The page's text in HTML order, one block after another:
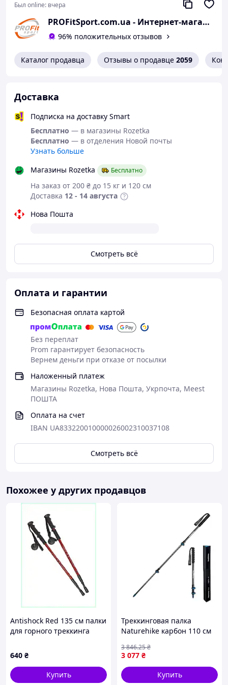
позвоночника.
Снятие мышечного напряжения в области
плеч.
Устранение лишнего веса, поскольку сжигает
прогулка.
Материал: Легкий и прочный алюминиевый
Количество сегментов: 3
Ручки: резина
Антишок-система
Длина в сложенном состоянии: 64 см
состоянии: 135 см
Диаметр: 14/16/18 мм
3 форсунки в комплекте: для асфальта, снега,
песка
Был online: вчера
PROFitSport.com.ua - Интернет-магазин спортинвентаря
96% положительных отзывов
Каталог продавца Отзывы о продавце 2059
Доставка
Подписка на доставку Smart
Бесплатно — в магазины Rozetka
Бесплатно — в отделения Новой почты
Узнать больше
Магазины Rozetka
Бесплатно
На заказ от 200 ₴ до 15 кг и 120 см
Доставка 12 - 14 августа
Нова Пошта
Смотреть всё
Оплата и гарантии
Безопасная оплата картой
Без переплат
Prom гарантирует безопасность
Вернем деньги при отказе от посылки
Наложенный платеж
Магазины Rozetka, Нова Пошта, Укрпочта, Meest
ПОШТА
Оплата на счет
IBAN UA833220010000026002310037108
Смотреть всё
Похожее у других продавцов
Antishock Red 135 см палки
для горного треккинга
640 ₴
Купить
Треккинговая палка
Naturehike карбон 110 см
3 077 ₴
3 846.25₴
Купить